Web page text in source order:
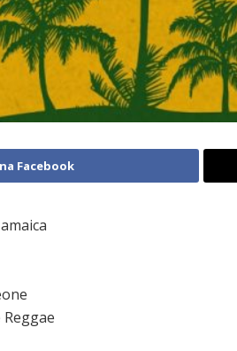
Facebook